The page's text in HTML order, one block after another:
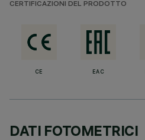
CERTIFICAZIONI DEL PRODOTTO
CE EAC
DATI FOTOMETRICI